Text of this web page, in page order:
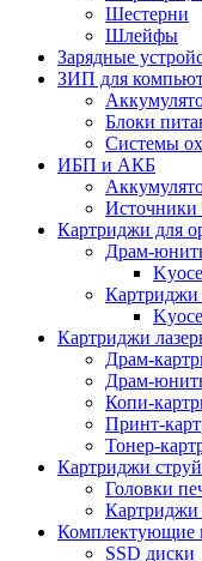
Шестерни
Шлейфы
Зарядные
ЗИП для
Блоки
Системы
ИБП и АКБ
Источники
Картриджи для
Драм-
Картриджи
Картриджи
Драм-
Драм-
Копи-
Принт-
Тонер-
Картриджи
Головки
Картриджи
Комплектующие
SSD диски